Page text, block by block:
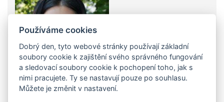
Používáme cookies
Dobrý den, tyto webové stránky používají základní
soubory cookie k zajištění svého správného fungování
a sledovací soubory cookie k pochopení toho, jak s
nimi pracujete. Ty se nastavují pouze po souhlasu.
Můžete je změnit v nastavení.